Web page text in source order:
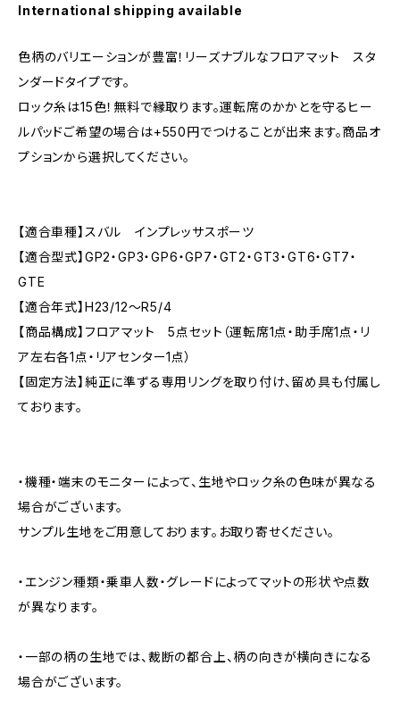
International shipping available
色柄のバリエーションが豊富！リーズナブルなフロアマット スタ
ンダードタイプです。
ロック糸は15色！無料で縁取ります。運転席のかかとを守るヒー
ルパッドご希望の場合は+550円でつけることが出来ます。商品オ
プションから選択してください。
【適合車種】スバル インプレッサスポーツ
【適合型式】GP2・GP3・GP6・GP7・GT2・GT3・GT6・GT7・
GTE
【適合年式】H23/12〜R5/4
【商品構成】フロアマット 5点セット（運転席1点・助手席1点・リ
ア左右各1点・リアセンター1点）
【固定方法】純正に準ずる専用リングを取り付け、留め具も付属し
ております。
・機種・端末のモニターによって、生地やロック糸の色味が異なる
場合がございます。
サンプル生地をご用意しております。お取り寄せください。
・エンジン種類・乗車人数・グレードによってマットの形状や点数
が異なります。
・一部の柄の生地では、裁断の都合上、柄の向きが横向きになる
場合がございます。